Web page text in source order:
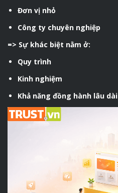
Đơn vị nhỏ
Công ty chuyên nghiệp
=> Sự khác biệt nằm ở:
Quy trình
Kinh nghiệm
Khả năng đồng hành lâu dài